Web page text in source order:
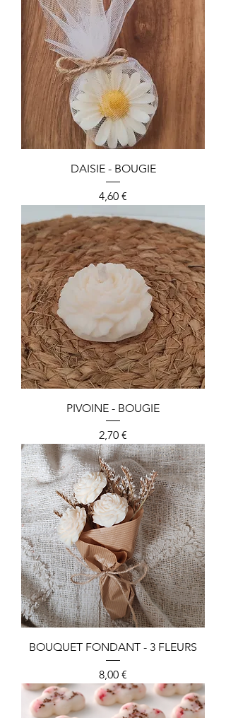
DAISIE - BOUGIE
Preis
4,60 €
PIVOINE - BOUGIE
Preis
2,70 €
BOUQUET FONDANT - 3 FLEURS
Preis
8,00 €